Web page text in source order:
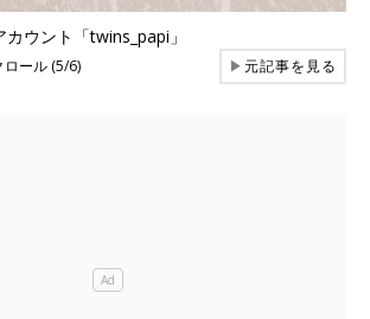
ウント「twins_papi」
ール (5/6) ▶元記事を見る